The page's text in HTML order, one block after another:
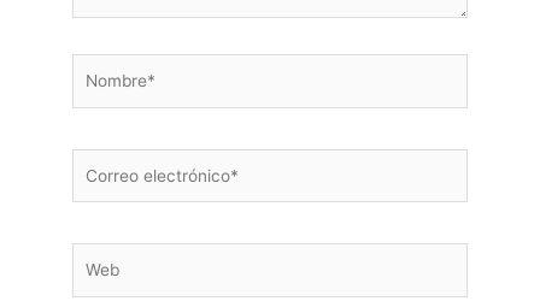
electrónico*